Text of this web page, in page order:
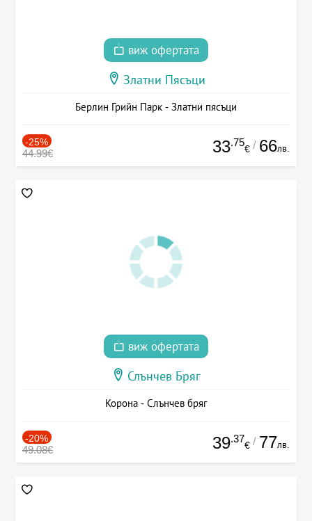
виж офертата
Златни Пясъци
Берлин Грийн Парк - Златни пясъци
-25%
44.99€ 33.75
€ / 66лв.
виж офертата
Слънчев Бряг
Корона - Слънчев бряг
-20%
49.08€ 39.37
€ / 77лв.